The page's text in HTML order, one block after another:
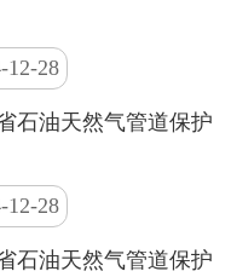
12-28
石油天然气管道保护
12-28
石油天然气管道保护